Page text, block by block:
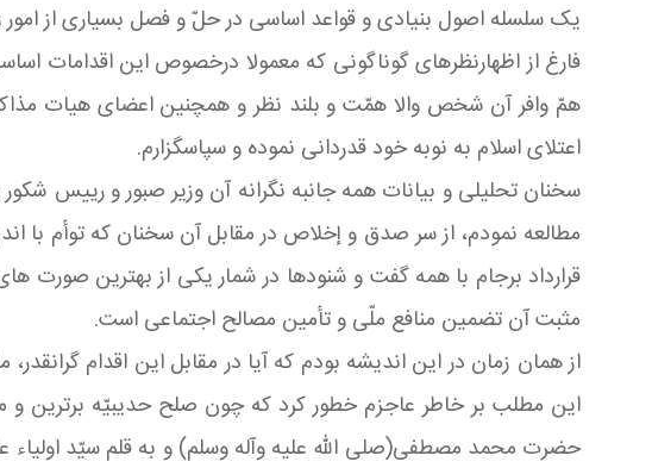
یک سلسله اصول بنیادى و قواعد اساسى در حلّ و فصل بسیارى از
فارغ از اظهارنظرهاى گوناگونى که معمولا درخصوص این اقدامات
همّ وافر آن شخص والا همّت و بلند نظر و همچنین اعضای هیات
اعتلاى اسلام به نوبه خود قدردانى نموده و سپاسگزارم.
سخنان تحلیلى و بیانات همه جانبه نگرانه آن وزیر صبور و رییس
مطالعه نمودم، از سر صدق و إخلاص در مقابل آن سخنان که توأم با
قرارداد برجام با همه گفت و شنودها در شمار یکى از بهترین صورت
مثبت آن تضمین منافع ملّى و تأمین مصالح اجتماعى است.
از همان زمان در این اندیشه بودم که آیا در مقابل این اقدام
این مطلب بر خاطر عاجزم خطور کرد که چون صلح حدیبیّه برترین و
حضرت محمد مصطفى(صلی الله علیه وآله وسلم) و به قلم سیّد اولیاء